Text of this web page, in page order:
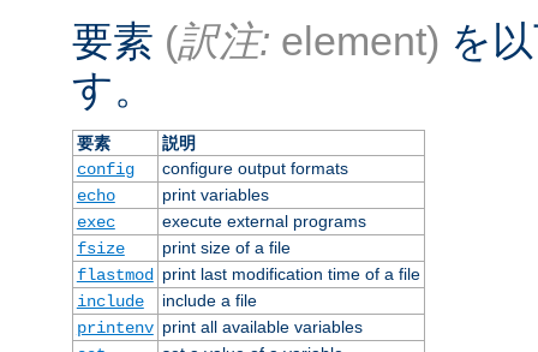
要素 (訳注: element) を
す。
要素
説明
config
configure output formats
echo
print variables
exec
execute external programs
fsize
print size of a file
flastmod
print last modification time of a file
include
include a file
printenv print all available variables